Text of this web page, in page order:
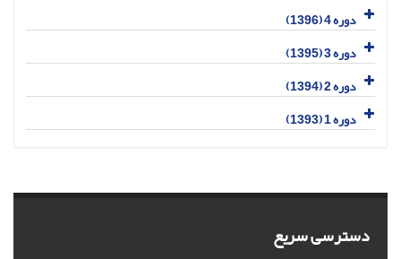
دوره 4 (1396)
دوره 3 (1395)
دوره 2 (1394)
دوره 1 (1393)
دسترسی سریع